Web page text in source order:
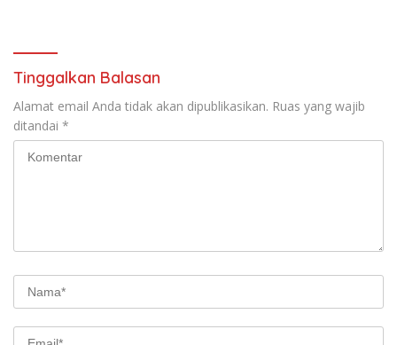
Tinggalkan Balasan
Alamat email Anda tidak akan dipublikasikan. Ruas yang wajib
ditandai *